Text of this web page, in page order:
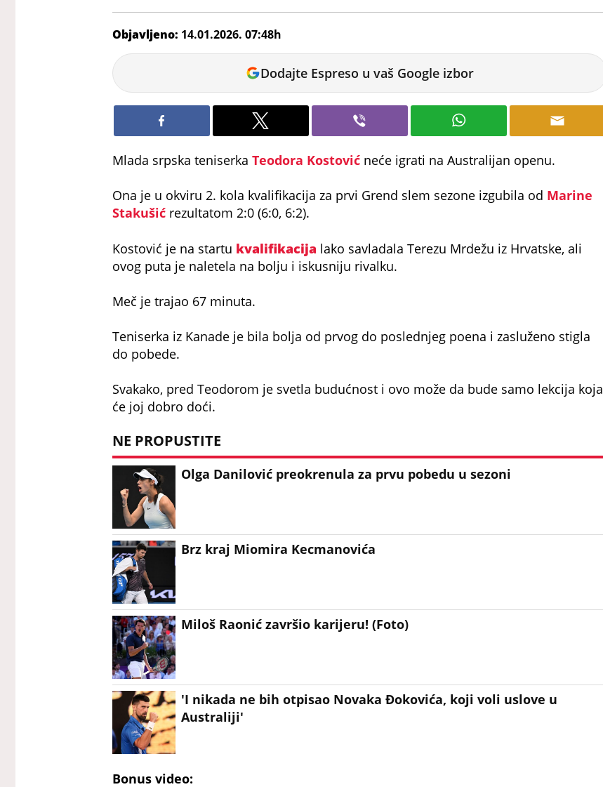
Objavljeno: 14.01.2026. 07:48h
Andrej
Kosić
Dodajte Espreso u vaš Google izbor
Mlada srpska teniserka Teodora Kostovićneće igrati na Australijan openu.
Ona je u okviru 2. kola kvalifikacija za prvi Grend slem sezone izgubila od Marine
Stakušićrezultatom 2:0 (6:0, 6:2).
Kostović je na startu kvalifikacija lako savladala Terezu Mrdežu iz Hrvatske, ali
ovog puta je naletela na bolju i iskusniju rivalku.
Meč je trajao 67 minuta.
Teniserka iz Kanade je bila bolja od prvog do poslednjeg poena i zasluženo stigla
do pobede.
Svakako, pred Teodorom je svetla budućnost i ovo može da bude samo lekcija koja
će joj dobro doći.
NE PROPUSTITE
Olga Danilović preokrenula za prvu pobedu u sezoni
Brz kraj Miomira Kecmanovića
Miloš Raonić završio karijeru! (Foto)
'I nikada ne bih otpisao Novaka Đokovića, koji voli uslove u
Australiji'
Bonus video: